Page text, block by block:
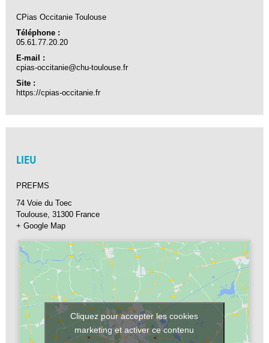
CPias Occitanie Toulouse
Téléphone :
05.61.77.20.20
E-mail :
cpias-occitanie@chu-toulouse.fr
Site :
https://cpias-occitanie.fr
LIEU
PREFMS
74 Voie du Toec
Toulouse 31300 France
+ Google Map
Cliquez pour accepter les cookies
marketing et activer ce contenu